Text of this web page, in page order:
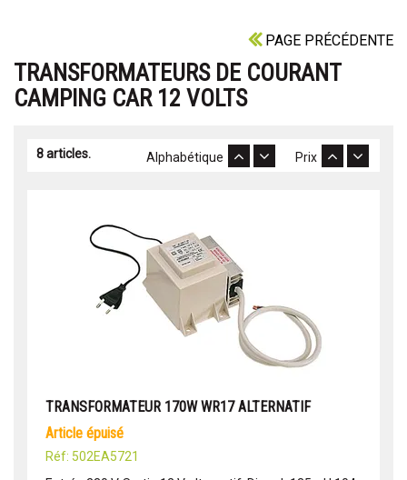
PAGE PRÉCÉDENTE
TRANSFORMATEURS DE COURANT
CAMPING CAR 12 VOLTS
8 articles. Prix
Alphabétique
TRANSFORMATEUR 170W WR17 ALTERNATIF
article épuisé
Réf: 502EA5721